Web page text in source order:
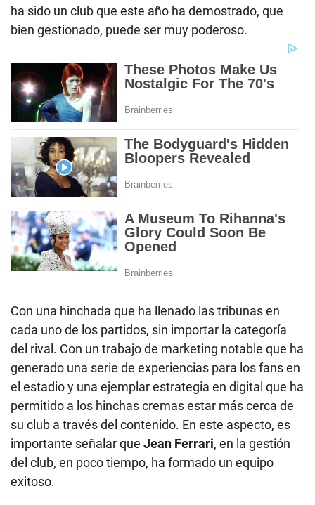
ha sido un club que este año ha demostrado, que
bien gestionado, puede ser muy poderoso.
Con una hinchada que ha llenado las tribunas en
cada uno de los partidos, sin importar la categoría
del rival. Con un trabajo de marketing notable que ha
generado una serie de experiencias para los fans en
el estadio y una ejemplar estrategia en digital que ha
permitido a los hinchas cremas estar más cerca de
su club a través del contenido. En este aspecto, es
importante señalar que Jean Ferrari, en la gestión
del club, en poco tiempo, ha formado un equipo
exitoso.